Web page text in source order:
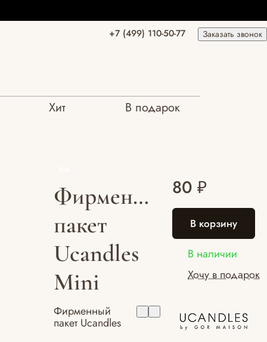
+7 (499) 110-50-77 Заказать звонок
Хит В подарок
Фирменный
пакет
Ucandles
Mini
Фирменный
пакет Ucandles
80 ₽
В корзину
В наличии
Хочу в подарок